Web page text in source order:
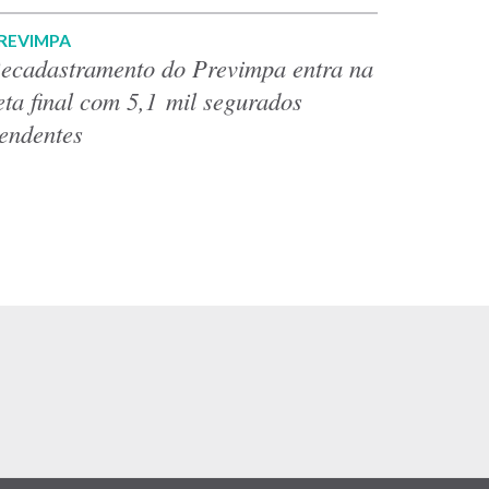
do Previmpa entra na
final com 5,1 mil segurados